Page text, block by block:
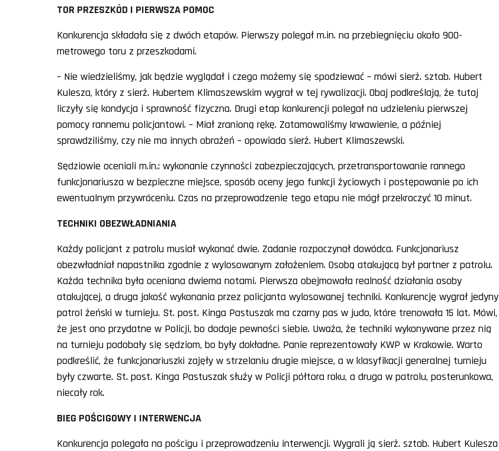
TOR PRZESZKÓD I PIERWSZA POMOC
Konkurencja składała się z dwóch etapów. Pierwszy polegał m.in. na przebiegnięciu około 900-
metrowego toru z przeszkodami.
– Nie wiedzieliśmy, jak będzie wyglądał i czego możemy się spodziewać – mówi sierż. sztab. Hubert
Kulesza, który z sierż. Hubertem Klimaszewskim wygrał w tej rywalizacji. Obaj podkreślają, że tutaj
liczyły się kondycja i sprawność fizyczna. Drugi etap konkurencji polegał na udzieleniu pierwszej
pomocy rannemu policjantowi. – Miał zranioną rękę. Zatamowaliśmy krwawienie, a później
sprawdziliśmy, czy nie ma innych obrażeń – opowiada sierż. Hubert Klimaszewski.
Sędziowie oceniali m.in.: wykonanie czynności zabezpieczających, przetransportowanie rannego
funkcjonariusza w bezpieczne miejsce, sposób oceny jego funkcji życiowych i postępowanie po ich
ewentualnym przywróceniu. Czas na przeprowadzenie tego etapu nie mógł przekroczyć 10 minut.
TECHNIKI OBEZWŁADNIANIA
Każdy policjant z patrolu musiał wykonać dwie. Zadanie rozpoczynał dowódca. Funkcjonariusz
obezwładniał napastnika zgodnie z wylosowanym założeniem. Osobą atakującą był partner z patrolu.
Każda technika była oceniana dwiema notami. Pierwsza obejmowała realność działania osoby
atakującej, a druga jakość wykonania przez policjanta wylosowanej techniki. Konkurencję wygrał jedyny
patrol żeński w turnieju. St. post. Kinga Pastuszak ma czarny pas w judo, które trenowała 15 lat. Mówi,
że jest ono przydatne w Policji, bo dodaje pewności siebie. Uważa, że techniki wykonywane przez nią
na turnieju podobały się sędziom, bo były dokładne. Panie reprezentowały KWP w Krakowie. Warto
podkreślić, że funkcjonariuszki zajęły w strzelaniu drugie miejsce, a w klasyfikacji generalnej turnieju
były czwarte. St. post. Kinga Pastuszak służy w Policji półtora roku, a druga w patrolu, posterunkowa,
niecały rok.
BIEG POŚCIGOWY I INTERWENCJA
Konkurencja polegała na pościgu i przeprowadzeniu interwencji. Wygrali ją sierż. sztab. Hubert Kulesza